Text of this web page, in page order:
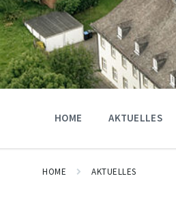
HOME AKTUELLES
HOME AKTUELLES